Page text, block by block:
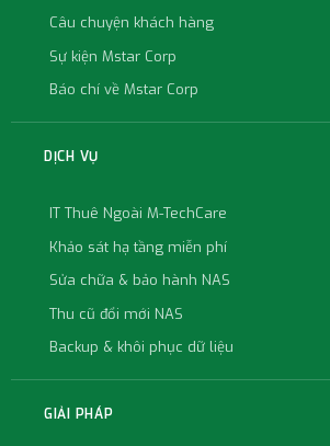
Câu chuyện khách hàng
Sự kiện Mstar Corp
Báo chí về Mstar Corp
DỊCH VỤ
IT Thuê Ngoài M-TechCare
Khảo sát hạ tầng miễn phí
Sửa chữa & bảo hành NAS
Thu cũ đổi mới NAS
Backup & khôi phục dữ liệu
GIẢI PHÁP